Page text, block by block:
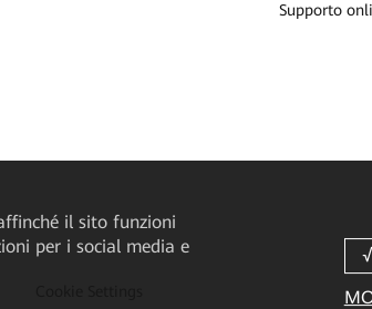
Supporto
il sito funzioni
per i social media e